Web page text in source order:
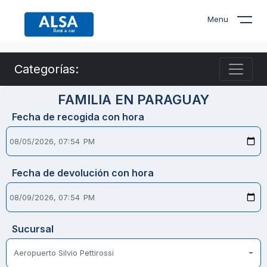
Menu
Categorías:
FAMILIA EN PARAGUAY
Fecha de recogida con hora
Fecha de devolución con hora
Sucursal
Aeropuerto Silvio Pettirossi